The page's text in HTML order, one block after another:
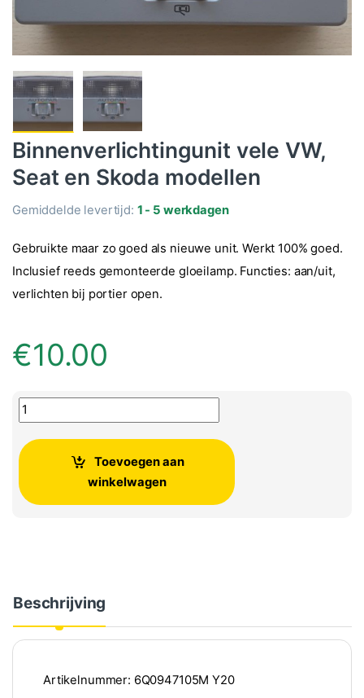
Binnenverlichtingunit vele VW,
Seat en Skoda modellen
Gemiddelde levertijd: 1 - 5 werkdagen
Gebruikte maar zo goed als nieuwe unit. Werkt 100% goed.
Inclusief reeds gemonteerde gloeilamp. Functies: aan/uit,
verlichten bij portier open.
€10.00
Binnenverlichtingunit vele VW, Seat en Skoda modellen
Toevoegen aan
winkelwagen
Beschrijving
Artikelnummer: 6Q0947105M Y20